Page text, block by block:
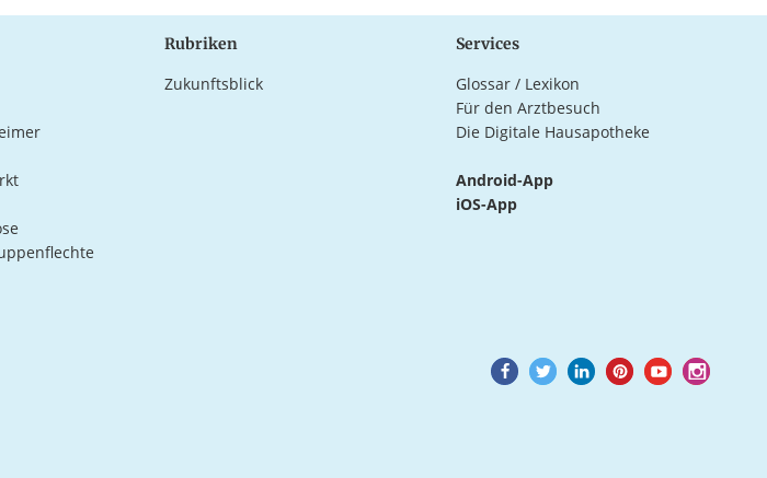
Rubriken
Zukunftsblick
Services
Glossar / Lexikon
Für den Arztbesuch
Die Digitale Hausapotheke
Android-App
iOS-App